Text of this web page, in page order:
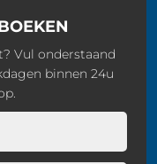
Vul onderstaand
binnen 24u